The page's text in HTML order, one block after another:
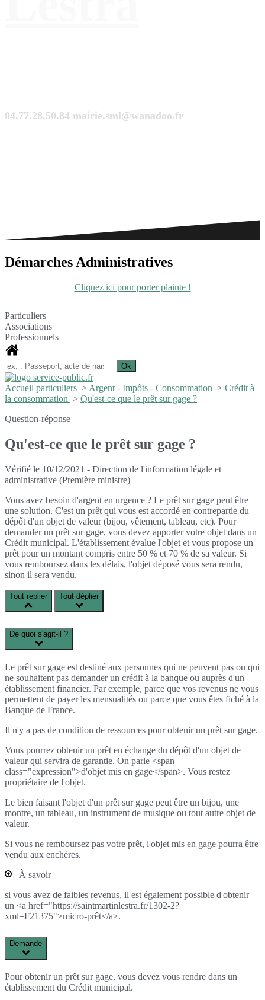
04.77.28.50.84 mairie.sml@wanadoo.fr
Démarches Administratives
Cliquez ici pour porter plainte !
Particuliers
Associations
Professionnels
Accueil particuliers > Argent - Impôts - Consommation > Crédit à
la consommation > Qu'est-ce que le prêt sur gage ?
Question-réponse
Qu'est-ce que le prêt sur gage ?
Vérifié le 10/12/2021 - Direction de l'information légale et
administrative (Première ministre)
Vous avez besoin d'argent en urgence ? Le prêt sur gage peut être
une solution. C'est un prêt qui vous est accordé en contrepartie du
dépôt d'un objet de valeur (bijou, vêtement, tableau, etc). Pour
demander un prêt sur gage, vous devez apporter votre objet dans un
Crédit municipal. L'établissement évalue l'objet et vous propose un
prêt pour un montant compris entre 50 % et 70 % de sa valeur. Si
vous remboursez dans les délais, l'objet déposé vous sera rendu,
sinon il sera vendu.
Tout replier Tout déplier
De quoi s'agit-il ?
Le prêt sur gage est destiné aux personnes qui ne peuvent pas ou qui
ne souhaitent pas demander un crédit à la banque ou auprès d'un
établissement financier. Par exemple, parce que vos revenus ne vous
permettent de payer les mensualités ou parce que vous êtes fiché à la
Banque de France.
Il n'y a pas de condition de ressources pour obtenir un prêt sur gage.
Vous pourrez obtenir un prêt en échange du dépôt d'un objet de
valeur qui servira de garantie. On parle <span
class="expression">d'objet mis en gage</span>. Vous restez
propriétaire de l'objet.
Le bien faisant l'objet d'un prêt sur gage peut être un bijou, une
montre, un tableau, un instrument de musique ou tout autre objet de
valeur.
Si vous ne remboursez pas votre prêt, l'objet mis en gage pourra être
vendu aux enchères.
À savoir
si vous avez de faibles revenus, il est également possible d'obtenir
un <a href="https://saintmartinlestra.fr/1302-2?
xml=F21375">micro-prêt</a>.
Demande
Pour obtenir un prêt sur gage, vous devez vous rendre dans un
établissement du Crédit municipal.